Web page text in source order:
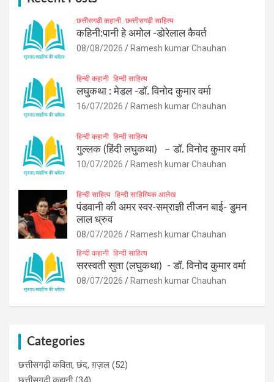
छत्तीसगढ़ी कहानी छत्‍तीसगढ़ी साहित्‍य
कहिनी:पानी हे अमोल -डोरेलाल कैवर्त
08/08/2026 Ramesh kumar Chauhan
हिन्दी कहानी हिन्दी साहित्य
लघुकथा : मेडल -डॉ. विनोद कुमार वर्मा
16/07/2026 Ramesh kumar Chauhan
हिन्दी कहानी हिन्दी साहित्य
गुल्लक (हिंदी लघुकथा) – डॉ. विनोद कुमार वर्मा
10/07/2026 Ramesh kumar Chauhan
हिन्दी साहित्य हिन्दी साहित्यिक आलेख
पंडवानी की अमर स्वर-सम्राज्ञी तीजन बाई- डुमन
लाल ध्रुव
08/07/2026 Ramesh kumar Chauhan
हिन्दी कहानी हिन्दी साहित्य
सरस्वती सुता (लघुकथा) ​- डॉ. विनोद कुमार वर्मा
08/07/2026 Ramesh kumar Chauhan
Categories
छत्तीसगढ़ी कविता, छंद, ग़ज़ल (52)